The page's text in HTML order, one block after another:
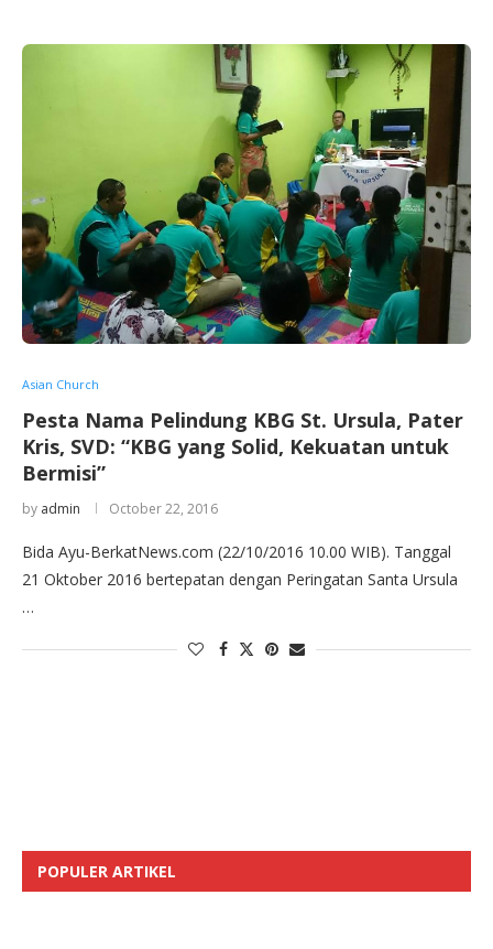
Asian Church
Pesta Nama Pelindung KBG St. Ursula, Pater
Kris, SVD: “KBG yang Solid, Kekuatan untuk
Bermisi”
by admin October 22, 2016
Bida Ayu-BerkatNews.com (22/10/2016 10.00 WIB). Tanggal
21 Oktober 2016 bertepatan dengan Peringatan Santa Ursula
…
POPULER ARTIKEL